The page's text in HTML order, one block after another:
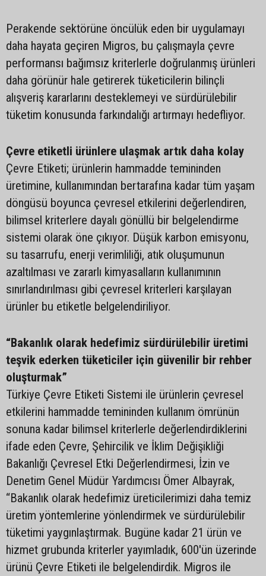
Perakende sektörüne öncülük eden bir uygulamayı
daha hayata geçiren Migros, bu çalışmayla çevre
performansı bağımsız kriterlerle doğrulanmış ürünleri
daha görünür hale getirerek tüketicilerin bilinçli
alışveriş kararlarını desteklemeyi ve sürdürülebilir
tüketim konusunda farkındalığı artırmayı hedefliyor.
Çevre etiketli ürünlere ulaşmak artık daha kolay
Çevre Etiketi; ürünlerin hammadde temininden
üretimine, kullanımından bertarafına kadar tüm yaşam
döngüsü boyunca çevresel etkilerini değerlendiren,
bilimsel kriterlere dayalı gönüllü bir belgelendirme
sistemi olarak öne çıkıyor. Düşük karbon emisyonu,
su tasarrufu, enerji verimliliği, atık oluşumunun
azaltılması ve zararlı kimyasalların kullanımının
sınırlandırılması gibi çevresel kriterleri karşılayan
ürünler bu etiketle belgelendiriliyor.
“Bakanlık olarak hedefimiz sürdürülebilir üretimi
teşvik ederken tüketiciler için güvenilir bir rehber
oluşturmak”
Türkiye Çevre Etiketi Sistemi ile ürünlerin çevresel
etkilerini hammadde temininden kullanım ömrünün
sonuna kadar bilimsel kriterlerle değerlendirdiklerini
ifade eden Çevre, Şehircilik ve İklim Değişikliği
Bakanlığı Çevresel Etki Değerlendirmesi, İzin ve
Denetim Genel Müdür Yardımcısı Ömer Albayrak,
“Bakanlık olarak hedefimiz üreticilerimizi daha temiz
üretim yöntemlerine yönlendirmek ve sürdürülebilir
tüketimi yaygınlaştırmak. Bugüne kadar 21 ürün ve
hizmet grubunda kriterler yayımladık, 600'ün üzerinde
ürünü Çevre Etiketi ile belgelendirdik. Migros ile